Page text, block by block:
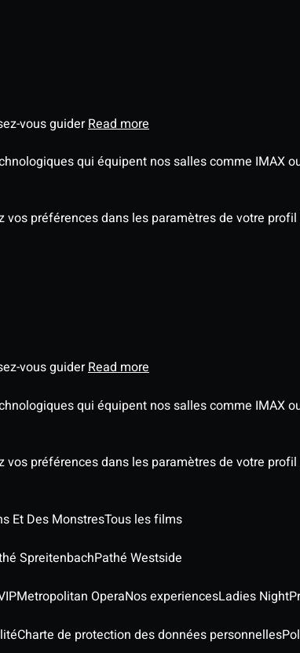
vous guiderRead more
qui équipent nos salles comme IMAX
vos préférences dans les paramètres de votre profil
vous guiderRead more
qui équipent nos salles comme IMAX
vos préférences dans les paramètres de votre profil
Et Des MonstresTous les films
SpreitenbachPathé Westside
Metropolitan OperaNos experiencesLadies Night
Charte de protection des données personnelles